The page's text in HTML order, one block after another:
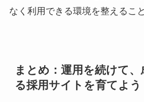
なく利用できる環境を整えるこ
まとめ：運用を続けて
る採用サイトを育てよう